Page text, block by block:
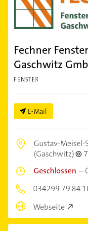
Fechner
Gaschwitz
FENSTER
E-Mail
Gustav-Meisel-
(Gaschwitz)
Geschlossen –
034299 79 84
Webseite